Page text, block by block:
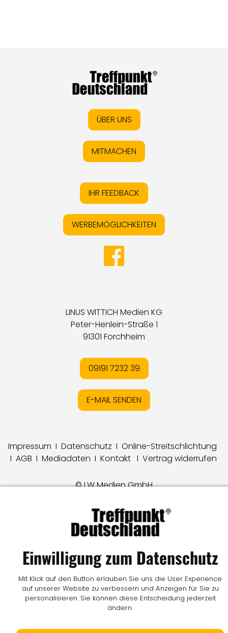
ÜBER UNS
MITMACHEN
IHR FEEDBACK
WERBEMÖGLICHKEITEN
LINUS WITTICH Medien KG
Peter-Henlein-Straße 1
91301 Forchheim
09191 7232 39
E-MAIL SENDEN
Impressum I Datenschutz I Online-Streitschlichtung
I AGB I Mediadaten I Kontakt I Vertrag widerrufen
© LW Medien GmbH
Einwilligung zum Datenschutz
Mit Klick auf den Button erlauben Sie uns die User Experience
auf unserer Website zu verbessern und Anzeigen für Sie zu
personalisieren. Sie können diese Entscheidung jederzeit
ändern.